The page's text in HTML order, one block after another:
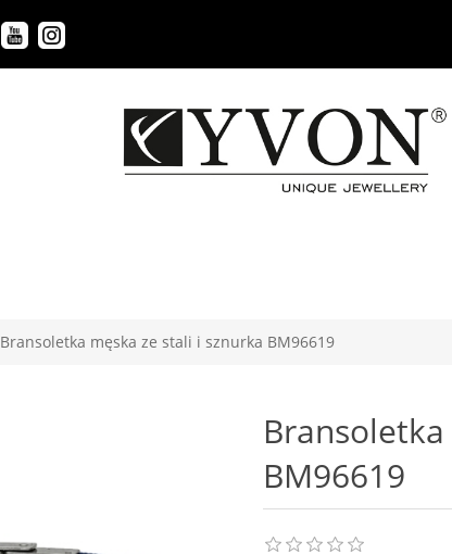
Bransoletka męska ze stali i sznurka BM96619
BM96619